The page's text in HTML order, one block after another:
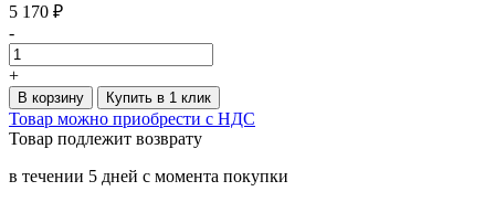
5 170 ₽
-
+
В корзину Купить в 1 клик
Товар можно приобрести с НДС
Товар подлежит возврату
в течении 5 дней с момента покупки